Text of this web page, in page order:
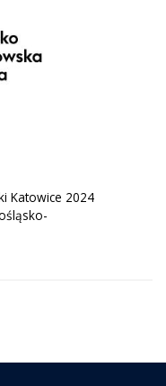
Katowice 2024